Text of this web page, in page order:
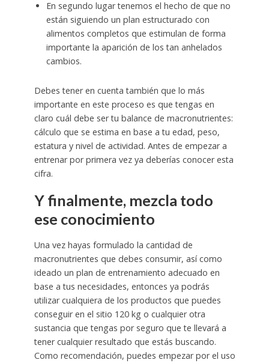
En segundo lugar tenemos el hecho de que no
están siguiendo un plan estructurado con
alimentos completos que estimulan de forma
importante la aparición de los tan anhelados
cambios.
Debes tener en cuenta también que lo más
importante en este proceso es que tengas en
claro cuál debe ser tu balance de macronutrientes:
cálculo que se estima en base a tu edad, peso,
estatura y nivel de actividad. Antes de empezar a
entrenar por primera vez ya deberías conocer esta
cifra.
Y finalmente, mezcla todo
ese conocimiento
Una vez hayas formulado la cantidad de
macronutrientes que debes consumir, así como
ideado un plan de entrenamiento adecuado en
base a tus necesidades, entonces ya podrás
utilizar cualquiera de los productos que puedes
conseguir en el sitio 120 kg o cualquier otra
sustancia que tengas por seguro que te llevará a
tener cualquier resultado que estás buscando.
Como recomendación, puedes empezar por el uso